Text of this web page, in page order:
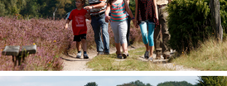
Rechtliches
Belegungsplan